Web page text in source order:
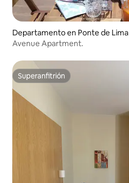
Departamento en Ponte de Lima
Avenue Apartment.
Superanfitrión
Superanfitrión